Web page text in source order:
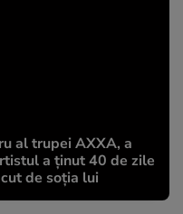
al trupei AXXA, a
a ținut 40 de zile
de soția lui